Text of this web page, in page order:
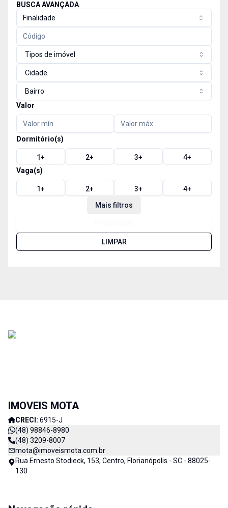
BUSCA AVANÇADA
Finalidade
Tipos de imóvel
Cidade
Bairro
Valor
Dormitório(s)
1+ 2+ 3+ 4+
Vaga(s)
1+ 2+ 3+ 4+
Mais filtros
LIMPAR
IMOVEIS MOTA
CRECI: 6915-J
(48) 98846-8980
(48) 3209-8007
mota@imoveismota.com.br
Rua Ernesto Stodieck, 153, Centro, Florianópolis - SC - 88025-
130